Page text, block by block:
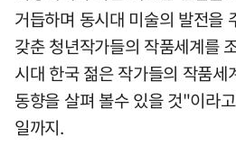
거듭하며 동시대 미술의 발전을
갖춘 청년작가들의 작품세계를
시대 한국 젊은 작가들의 작품
동향을 살펴 볼수 있을 것"이라
일까지.